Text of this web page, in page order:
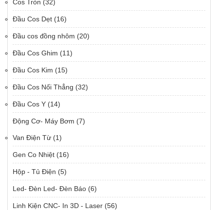
Cos Tròn (32)
Đầu Cos Dẹt (16)
Đầu cos đồng nhôm (20)
Đầu Cos Ghim (11)
Đầu Cos Kim (15)
Đầu Cos Nối Thẳng (32)
Đầu Cos Y (14)
Động Cơ- Máy Bơm (7)
Van Điện Từ (1)
Gen Co Nhiệt (16)
Hộp - Tủ Điện (5)
Led- Đèn Led- Đèn Báo (6)
Linh Kiện CNC- In 3D - Laser (56)